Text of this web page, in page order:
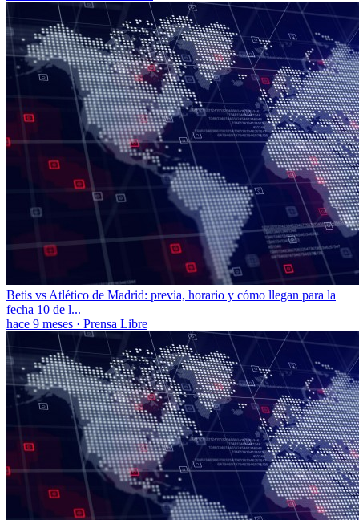
Betis vs Atlético de Madrid: previa, horario y cómo llegan para la
fecha 10 de l...
hace 9 meses · Prensa Libre